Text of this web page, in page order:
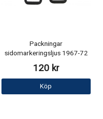
Packningar
sidomarkeringsljus 1967-72
120 kr
Köp